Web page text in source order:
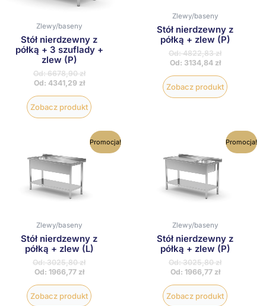
Zlewy/baseny
Stół nierdzewny z
półką + 3 szuflady +
zlew (P)
Od:6678,90zł
Od: 4341,29 zł
Zobacz produkt
wybrać
produktu
Zlewy/baseny
Stół nierdzewny z
półką + zlew (P)
Od:4822,83zł
Od: 3134,84 zł
Zobacz produkt
stronie
produktu
Promocja!
Zlewy/baseny
Stół nierdzewny z
półką + zlew (L)
Od:3025,80zł
Od: 1966,77 zł
Zobacz produkt
Ten
produkt
produktu
Promocja!
Zlewy/baseny
Stół nierdzewny z
półką + zlew (P)
Od:3025,80zł
Od: 1966,77 zł
Zobacz produkt
Ten
produkt
produktu